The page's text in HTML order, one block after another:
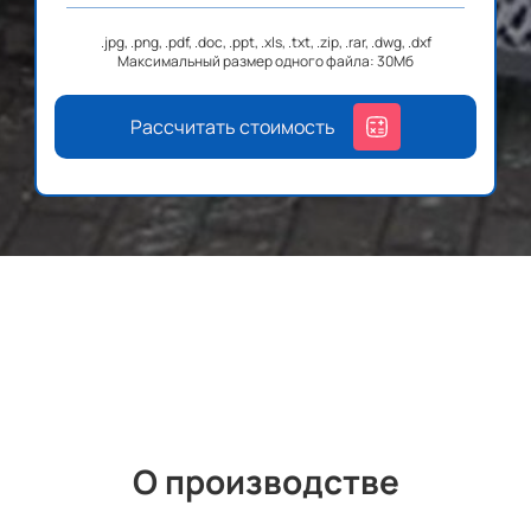
.jpg, .png, .pdf, .doc, .ppt, .xls, .txt, .zip, .rar, .dwg, .dxf
Максимальный размер одного файла: 30Мб
Рассчитать стоимость
О производстве